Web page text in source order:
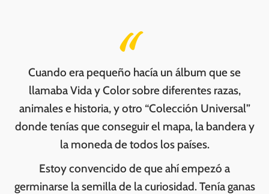
Cuando era pequeño hacía un álbum que se
llamaba Vida y Color sobre diferentes razas,
animales e historia, y otro “Colección Universal”
donde tenías que conseguir el mapa, la bandera y
la moneda de todos los países.
Estoy convencido de que ahí empezó a
germinarse la semilla de la curiosidad. Tenía ganas